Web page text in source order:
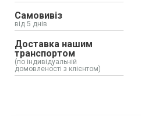
Самовивіз
від 5 днів
Доставка нашим
транспортом
(по індивідуальній
домовленості з клієнтом)